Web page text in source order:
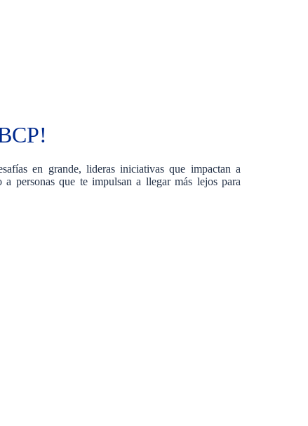
en grande, lideras iniciativas que impactan a
personas que te impulsan a llegar más lejos para